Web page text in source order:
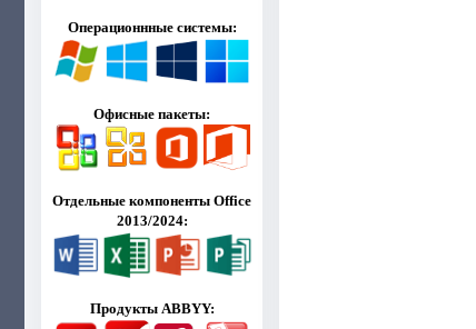
Операционнные системы:
Офисные пакеты:
Отдельные компоненты Office
2013/2024:
Продукты ABBYY: